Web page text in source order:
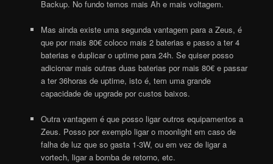
Backup. No fundo temos mais Ah e mais voltagem.
Mas ainda existe uma segunda vantagem para a Zeus, é
que por mais 80€ coloco mais 2 baterias e passo a ter 4
baterias e duplicar o uptime para 24h. Se quiser posso
adicionar mais outras duas baterias por mais 80€ e passar
a ter 36horas de uptime, isto é, tem uma grande
capacidade de upgrade por custos baixos.
Outra vantagem é que posso ligar outros equipamentos a
Zeus. Posso por exemplo ligar o moonlight em caso de
falha de luz que so gasta 1-3W, ou em vez de ligar a
vortech, ligar a bomba de retorno, etc.